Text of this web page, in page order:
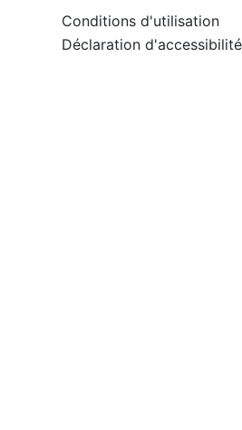
Conditions d'utilisation
Déclaration